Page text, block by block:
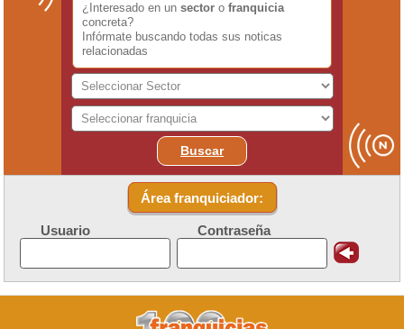
¿Interesado en un sector o franquicia
concreta?
Infórmate buscando todas sus noticas
relacionadas
Buscar
Área franquiciador:
Usuario Contraseña